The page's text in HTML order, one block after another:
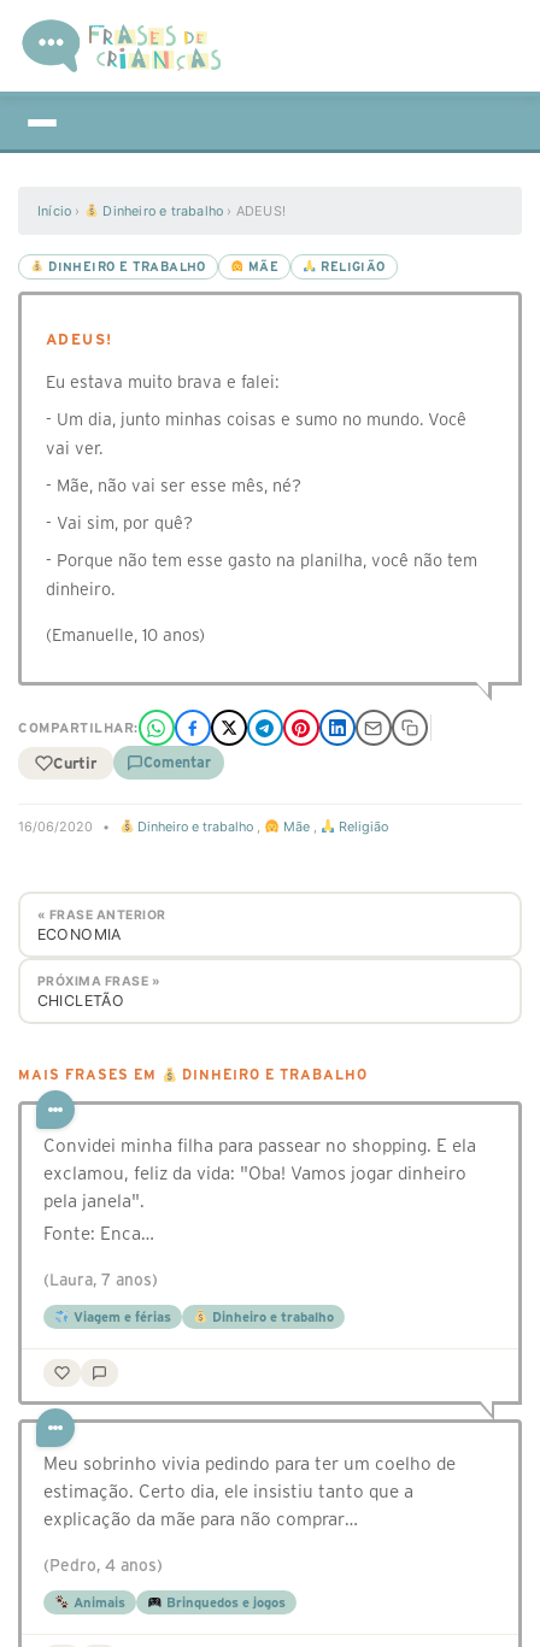
Início › Dinheiro e trabalho › ADEUS!
DINHEIRO E TRABALHO MÃE RELIGIÃO
ADEUS!
Eu estava muito brava e falei:
- Um dia, junto minhas coisas e sumo no mundo. Você
vai ver.
- Mãe, não vai ser esse mês, né?
- Vai sim, por quê?
- Porque não tem esse gasto na planilha, você não tem
dinheiro.
(Emanuelle, 10 anos)
COMPARTILHAR:
Curtir Comentar
16/06/2020 • Dinheiro e trabalho , Mãe, Religião
« FRASE ANTERIOR
ECONOMIA
PRÓXIMA FRASE »
CHICLETÃO
MAIS FRASES EM DINHEIRO E TRABALHO
Convidei minha filha para passear no shopping. E ela
exclamou, feliz da vida: "Oba! Vamos jogar dinheiro
pela janela".
Fonte: Enca…
(Laura, 7 anos)
Viagem e férias Dinheiro e trabalho
Meu sobrinho vivia pedindo para ter um coelho de
estimação. Certo dia, ele insistiu tanto que a
explicação da mãe para não comprar…
(Pedro, 4 anos)
Animais Brinquedos e jogos